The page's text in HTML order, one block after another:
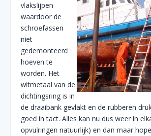
vlakslijpen
waardoor de
schroefassen
niet
gedemonteerd
hoeven te
worden. Het
witmetaal van de
dichtingsring is in
de draaibank gevlakt en de rubberen
goed in tact. Alles kan nu dus weer in
opvulringen natuurlijk) en dan maar